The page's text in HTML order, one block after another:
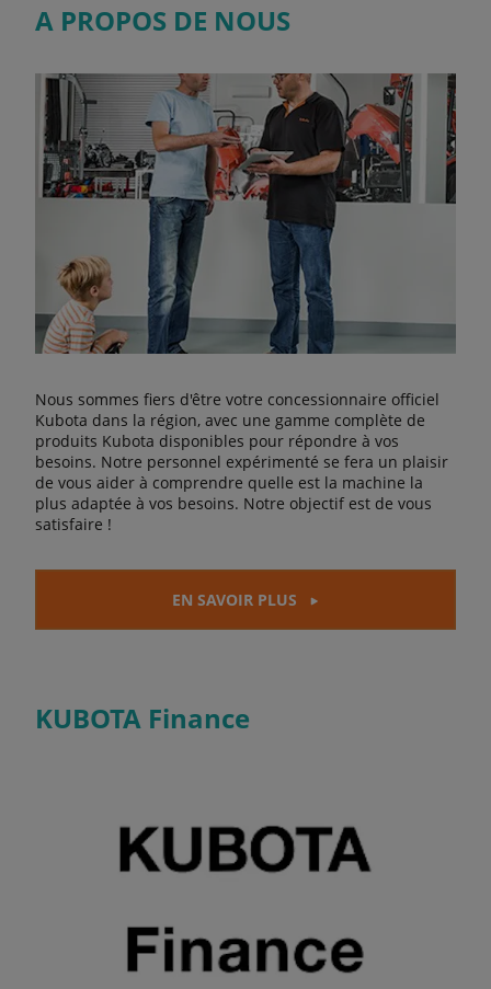
A PROPOS DE NOUS
Nous sommes fiers d'être votre concessionnaire officiel
Kubota dans la région, avec une gamme complète de
produits Kubota disponibles pour répondre à vos
besoins. Notre personnel expérimenté se fera un plaisir
de vous aider à comprendre quelle est la machine la
plus adaptée à vos besoins. Notre objectif est de vous
satisfaire !
EN SAVOIR PLUS
KUBOTA Finance